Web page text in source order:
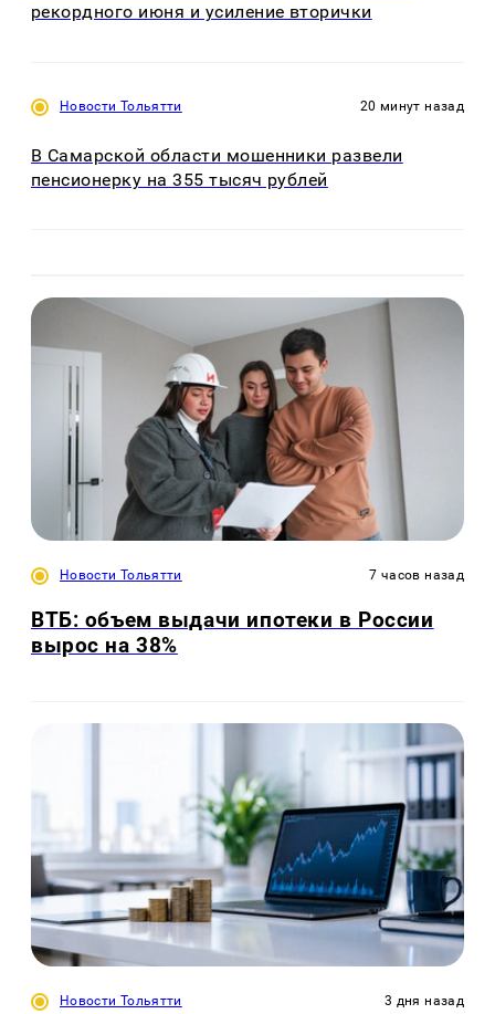
рекордного июня и усиление вторички
Новости Тольятти 20 минут назад
В Самарской области мошенники развели
пенсионерку на 355 тысяч рублей
Новости Тольятти 7 часов назад
ВТБ: объем выдачи ипотеки в России
вырос на 38%
Новости Тольятти 3 дня назад